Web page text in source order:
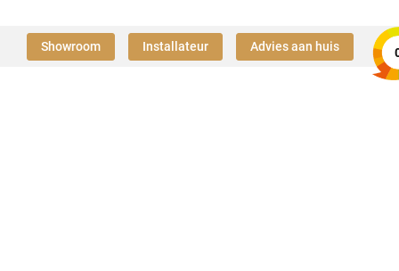
Showroom Installateur Advies aan huis